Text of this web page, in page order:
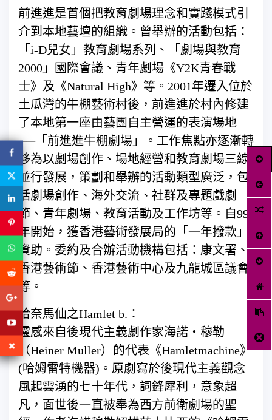
前進進是首個把教育劇場理念和實踐模式引
介到本地藝壇的組織。曾舉辦的活動包括：
「i-D兒女」教育劇場系列、「劇場與教育
2000」國際會議、青年劇場《Y2K青春戰
士》及《Natural High》等。2001年遷入位於
土瓜灣的牛棚藝術村後，前進進於村內修建
了本地第一座由藝團自主營運的表演場地
──「前進進牛棚劇場」。工作焦點亦逐漸轉
移為以劇場創作、場地經營和教育劇場三線
並行發展，策劃和舉辦的活動類型廣泛，包
括劇場創作、海外交流、社群及專題戲劇
節、青年劇場、教育活動及工作坊等。自99
年開始，獲香港藝術發展局的「一年撥款」
資助。委約及合辦活動機構包括：康文署、
香港藝術節、香港藝術中心及九龍城區議會
等。
哈奈馬仙之Hamlet b.：
靈感來自後現代主義劇作家海諾‧穆勒
（Heiner Muller）的代表《Hamletmachine》
(哈姆雷特機器)。原劇寫於後現代主義觀念
風起雲湧的七十年代，詞鋒犀利，意象超
凡，面世後一直被奉為西方前衛劇場的聖